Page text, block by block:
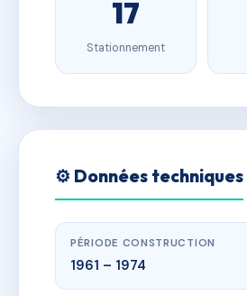
17
Stationnement
⚙️ Données techniques
PÉRIODE CONSTRUCTION
1961 – 1974